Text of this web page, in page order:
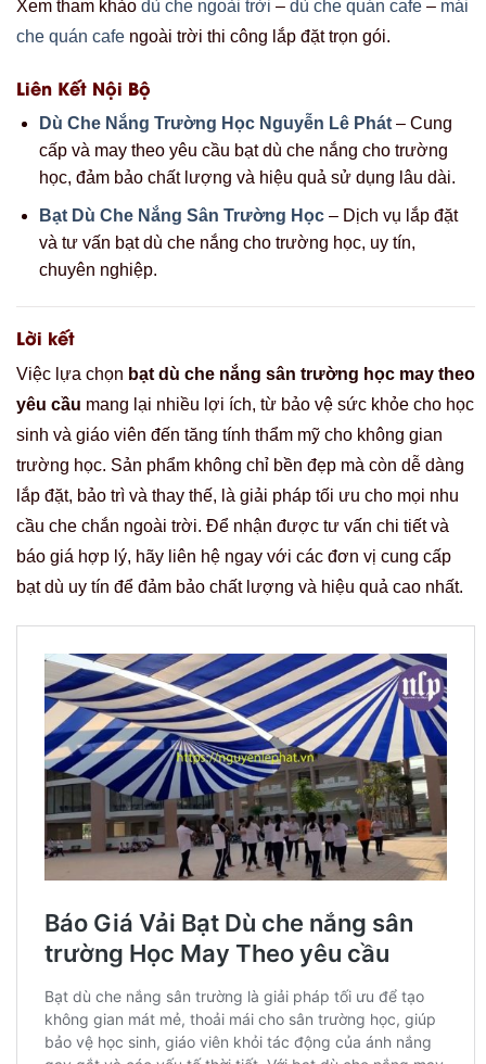
Xem tham khảo dù che ngoài trời – dù che quán cafe – mái
che quán cafe ngoài trời thi công lắp đặt trọn gói.
Liên Kết Nội Bộ
Dù Che Nắng Trường Học Nguyễn Lê Phát– Cung
cấp và may theo yêu cầu bạt dù che nắng cho trường
học, đảm bảo chất lượng và hiệu quả sử dụng lâu dài.
Bạt Dù Che Nắng Sân Trường Học– Dịch vụ lắp đặt
và tư vấn bạt dù che nắng cho trường học, uy tín,
chuyên nghiệp.
Lời kết
Việc lựa chọn bạt dù che nắng sân trường học may theo
yêu cầu mang lại nhiều lợi ích, từ bảo vệ sức khỏe cho học
sinh và giáo viên đến tăng tính thẩm mỹ cho không gian
trường học. Sản phẩm không chỉ bền đẹp mà còn dễ dàng
lắp đặt, bảo trì và thay thế, là giải pháp tối ưu cho mọi nhu
cầu che chắn ngoài trời. Để nhận được tư vấn chi tiết và
báo giá hợp lý, hãy liên hệ ngay với các đơn vị cung cấp
bạt dù uy tín để đảm bảo chất lượng và hiệu quả cao nhất.